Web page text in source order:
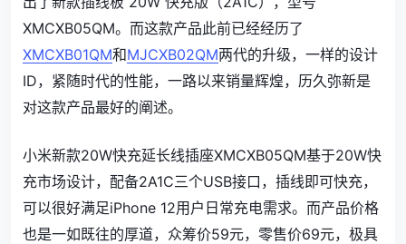
XMCXB05QM。而这款产品此前已经经历了
XMCXB01QM和MJCXB02QM两代的升级，一样的设计
ID，紧随时代的性能，一路以来销量辉煌，历久弥新是
对这款产品最好的阐述。
小米新款20W快充延长线插座XMCXB05QM基于20W快
充市场设计，配备2A1C三个USB接口，插线即可快充，
可以很好满足iPhone 12用户日常充电需求。而产品价格
也是一如既往的厚道，众筹价59元，零售价69元，极具